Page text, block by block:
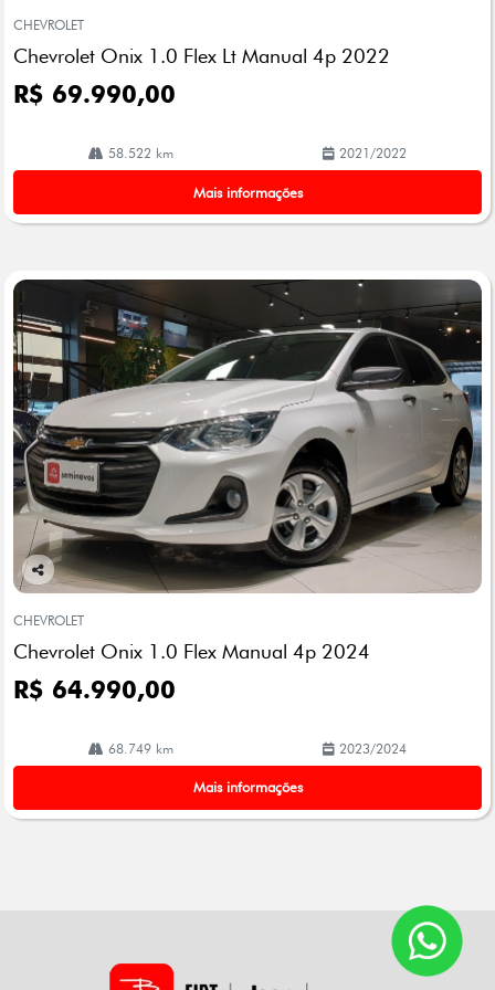
arti
lhe
CHEVROLET
Chevrolet Onix 1.0 Flex Lt Manual 4p 2022
R$ 69.990,00
58.522 km 2021/2022
Mais informações
Co
arti
lhe
CHEVROLET
Chevrolet Onix 1.0 Flex Manual 4p 2024
R$ 64.990,00
68.749 km 2023/2024
Mais informações